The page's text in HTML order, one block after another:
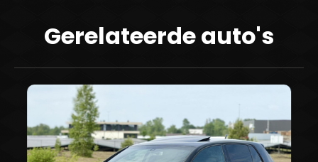
Gerelateerde auto's